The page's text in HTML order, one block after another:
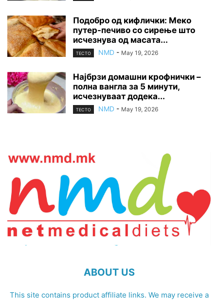
Подобро од кифлички: Меко
путер-печиво со сирење што
исчезнува од масата...
ТЕСТО NMD - May 19, 2026
Најбрзи домашни крофнички –
полна вангла за 5 минути,
исчезнуваат додека...
ТЕСТО NMD - May 19, 2026
ABOUT US
This site contains product affiliate links. We may receive a